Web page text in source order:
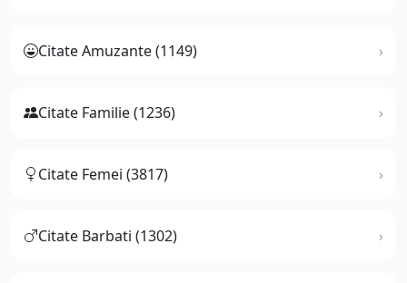
Citate Amuzante (1149)
Citate Familie (1236)
Citate Femei (3817)
Citate Barbati (1302)